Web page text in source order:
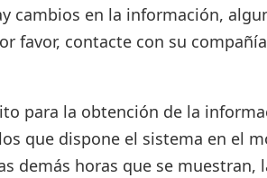
cambios en la información,
favor, contacte con su
para la obtención de la
que dispone el sistema en el
demás horas que se muestran,